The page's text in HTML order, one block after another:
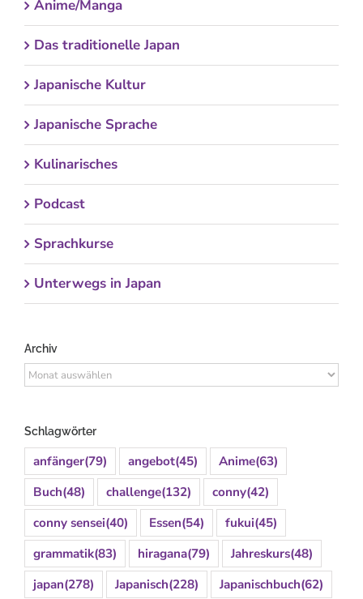
Anime/Manga
Das traditionelle Japan
Japanische Kultur
Japanische Sprache
Kulinarisches
Podcast
Sprachkurse
Unterwegs in Japan
Archiv
Archiv
Schlagwörter
anfänger(79) angebot(45) Anime(63)
Buch(48) challenge(132) conny(42)
conny sensei(40) Essen(54) fukui(45)
grammatik(83) hiragana(79) Jahreskurs(48)
japan(278) Japanisch(228) Japanischbuch(62)